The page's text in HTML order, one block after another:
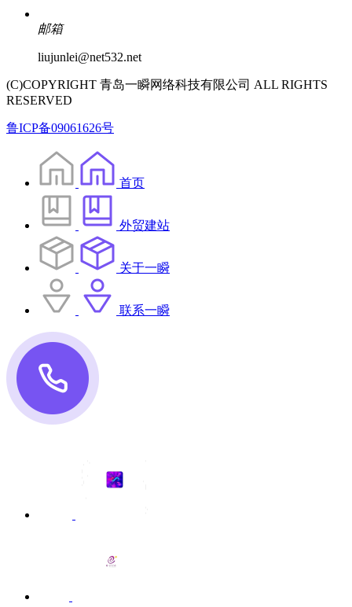
邮箱
liujunlei@net532.net
(C)COPYRIGHT 青岛一瞬网络科技有限公司 ALL RIGHTS
RESERVED
鲁ICP备09061626号
首页
外贸建站
关于一瞬
联系一瞬